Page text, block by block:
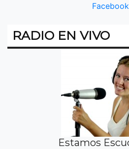
Facebook
RADIO EN VIVO
Estamos